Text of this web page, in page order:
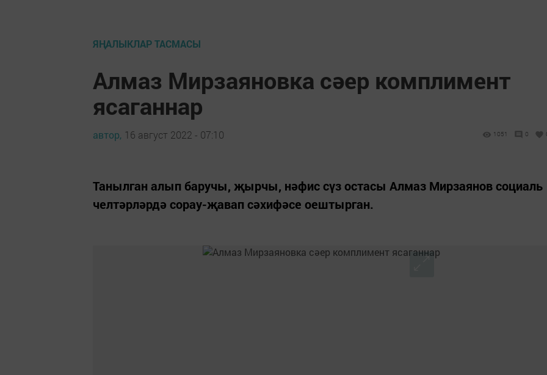
ЯҢАЛЫКЛАР ТАСМАСЫ
Алмаз Мирзаяновка сәер комплимент
ясаганнар
автор, 16 август 2022 - 07:10 1051 0
Танылган алып баручы, җырчы, нәфис сүз остасы Алмаз Мирзаянов социаль
челтәрләрдә сорау-җавап сәхифәсе оештырган.